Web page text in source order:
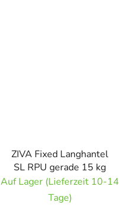
ZIVA Fixed Langhantel
SL RPU gerade 15 kg
Auf Lager (Lieferzeit 10-14
Tage)